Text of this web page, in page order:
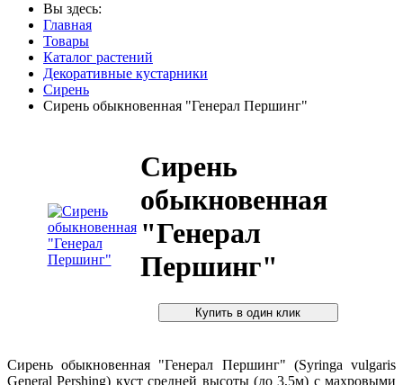
Вы здесь:
Главная
Товары
Каталог растений
Декоративные кустарники
Сирень
Сирень обыкновенная "Генерал Першинг"
Сирень
обыкновенная
"Генерал
Першинг"
Сирень обыкновенная "Генерал Першинг" (Syringa vulgaris
General Pershing) куст средней высоты (до 3,5м) с махровыми